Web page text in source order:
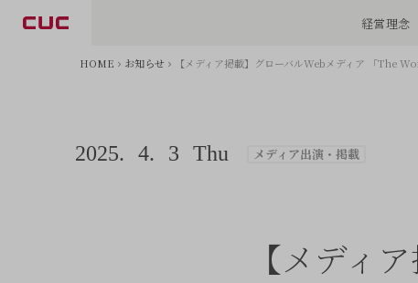
経営理念
HOME お知らせ 【メディア掲載】グローバルWebメディア 「The
【メディ
2025. 4. 3 Thu メディア出演・掲載